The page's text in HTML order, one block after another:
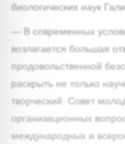
биологических наук
— В современных
возлагается большая
продовольственной
раскрыть не только
творческий. Совет
организационных
международных и